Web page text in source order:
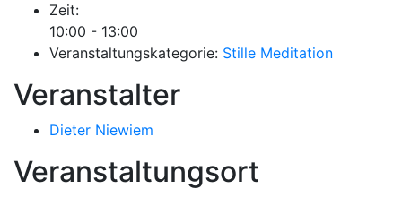
Zeit:
10:00 - 13:00
Veranstaltungskategorie: Stille Meditation
Veranstalter
Dieter Niewiem
Veranstaltungsort